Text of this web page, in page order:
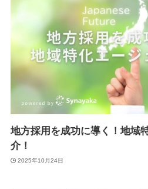
地方採用を成功に導く！地域
介！
2025年10月24日